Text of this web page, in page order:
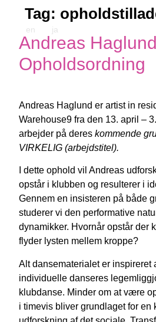
en ja
Tag:
Andreas
Opholdsordning
Andreas Haglund er artist in
Warehouse9 fra den 13. april –
arbejder på dereskommende
VIRKELIG (arbejdstitel).
I dette ophold vil Andreas
opstår i klubben og resulterer i
Gennem en insisteren på både
studerer vi den performative
dynamikker. Hvornår opstår der
flyder lysten mellem kroppe?
Alt dansematerialet er inspireret
individuelle danseres
klubdanse. Minder om at være
i timevis bliver grundlaget for en